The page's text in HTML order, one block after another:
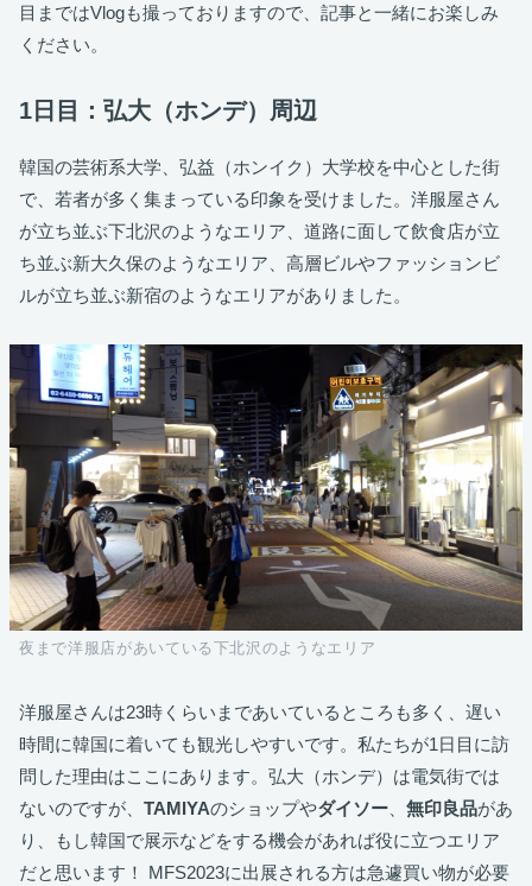
目まではVlogも撮っておりますので、記事と一緒にお楽しみ
ください。
1日目：弘大（ホンデ）周辺
韓国の芸術系大学、弘益（ホンイク）大学校を中心とした街
で、若者が多く集まっている印象を受けました。洋服屋さん
が立ち並ぶ下北沢のようなエリア、道路に面して飲食店が立
ち並ぶ新大久保のようなエリア、高層ビルやファッションビ
ルが立ち並ぶ新宿のようなエリアがありました。
夜まで洋服店があいている下北沢のようなエリア
洋服屋さんは23時くらいまであいているところも多く、遅い
時間に韓国に着いても観光しやすいです。私たちが1日目に訪
問した理由はここにあります。弘大（ホンデ）は電気街では
ないのですが、 TAMIYAのショップやダイソー 無印良品があ
り、もし韓国で展示などをする機会があれば役に立つエリア
だと思います！ MFS2023に出展される方は急遽買い物が必要